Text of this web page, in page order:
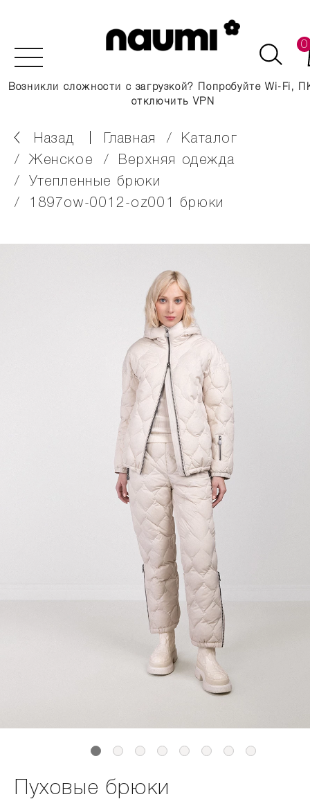
0
Возникли сложности с загрузкой? Попробуйте Wi-Fi,
отключить VPN
Назад главная
каталог
женское
верхняя одежда
утепленные брюки
1897ow-0012-oz001 брюки
Пуховые брюки